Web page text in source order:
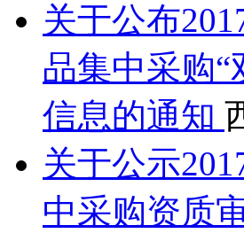
关于公布
品集中采购
信息的通知
关于公示
中采购资质